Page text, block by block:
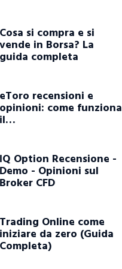
Cosa si compra e si
vende in Borsa? La
guida completa
eToro recensioni e
opinioni: come funziona
il…
IQ Option Recensione -
Demo - Opinioni sul
Broker CFD
Trading Online come
iniziare da zero (Guida
Completa)